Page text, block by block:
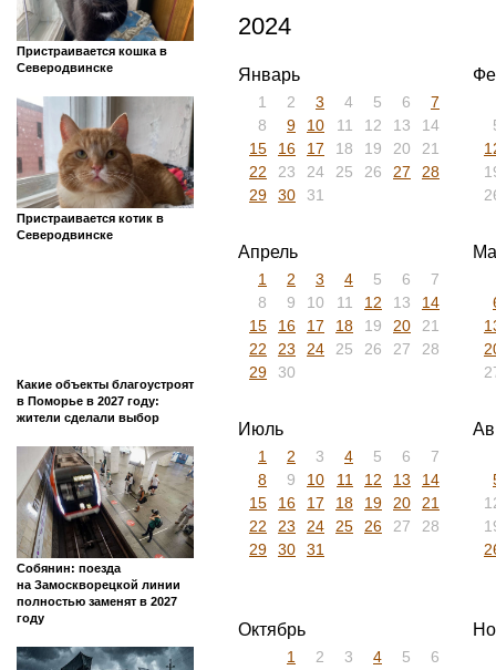
Пристраивается кошка в
Северодвинске
Пристраивается котик в
Северодвинске
Какие объекты благоустроят
в Поморье в 2027 году:
жители сделали выбор
Собянин: поезда
на Замоскворецкой линии
полностью заменят в 2027
году
2024
Январь
1 2 3 4 5 6
7
8
9 10 11 12 13
14
15
16 17 18 19 20
21
22
23 24 25 26 27
28
29
30 31
Апрель
1 2 3 4 5 6
7
8
9 10 11 12 13
14
15
16 17 18 19 20
21
22
23 24 25 26 27
28
29
30
Июль
1 2 3 4 5 6
7
8
9 10 11 12 13
14
15
16 17 18 19 20
21
22
23 24 25 26 27
28
29
30 31
Октябрь
1 2 3 4 5
6